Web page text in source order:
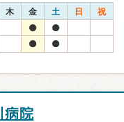
木 金 土 日 祝
病院